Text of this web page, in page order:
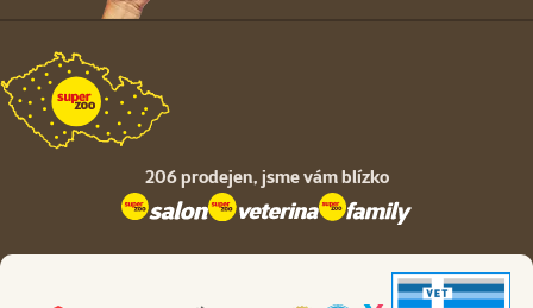
206 prodejen, jsme vám blízko